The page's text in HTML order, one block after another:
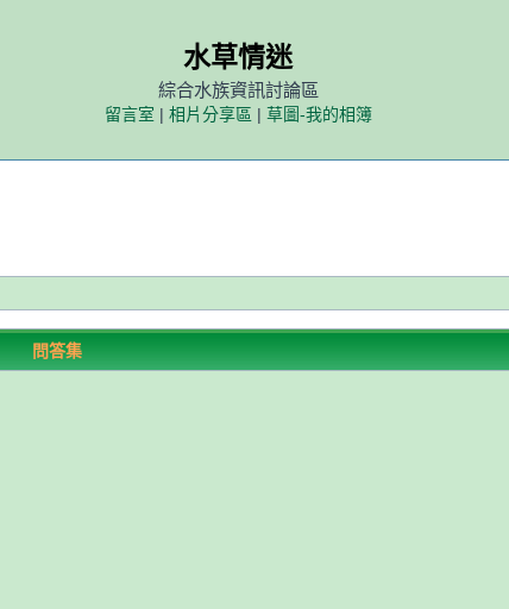
水草情迷
綜合水族資訊討論區
留言室 | 相片分享區 | 草圖-我的相簿
問答集